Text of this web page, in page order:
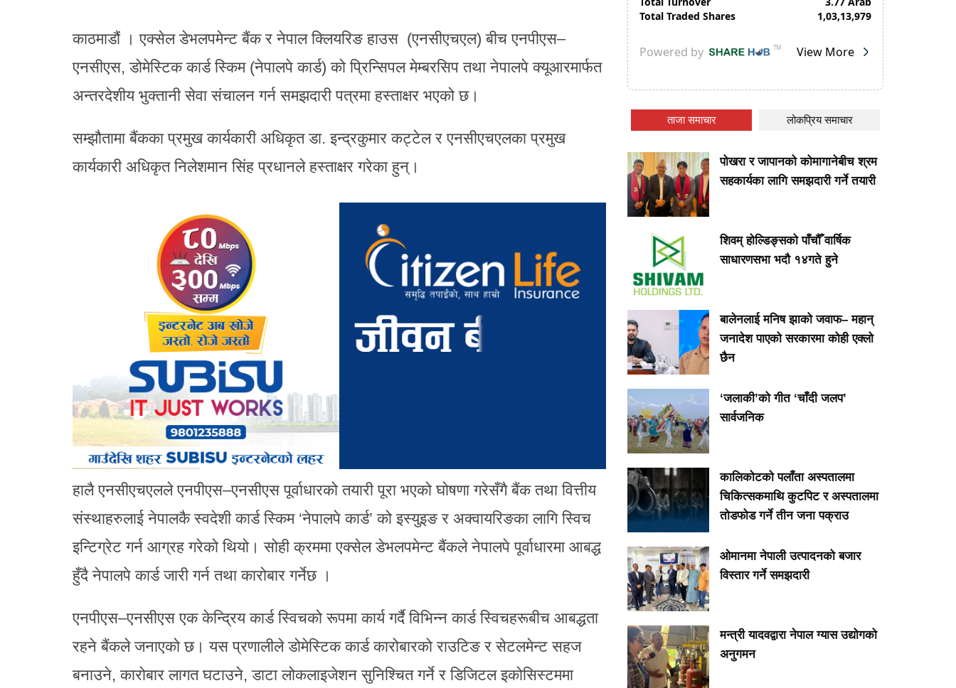
काठमाडौं । एक्सेल डेभलपमेन्ट बैंक र नेपाल क्लियरिङ हाउस (एनसीएचएल) बीच एनपीएस–
एनसीएस, डोमेस्टिक कार्ड स्किम (नेपालपे कार्ड) को प्रिन्सिपल मेम्बरसिप तथा नेपालपे क्यूआरमार्फत
अन्तरदेशीय भुक्तानी सेवा संचालन गर्न समझदारी पत्रमा हस्ताक्षर भएको छ।
सम्झौतामा बैंकका प्रमुख कार्यकारी अधिकृत डा. इन्द्रकुमार कट्टेल र एनसीएचएलका प्रमुख
कार्यकारी अधिकृत निलेशमान सिंह प्रधानले हस्ताक्षर गरेका हुन्।
हालै एनसीएचएलले एनपीएस–एनसीएस पूर्वाधारको तयारी पूरा भएको घोषणा गरेसँगै बैंक तथा वित्तीय
संस्थाहरुलाई नेपालकै स्वदेशी कार्ड स्किम ‘नेपालपे कार्ड’ को इस्युइङ र अक्वायरिङका लागि स्विच
इन्टिग्रेट गर्न आग्रह गरेको थियो। सोही क्रममा एक्सेल डेभलपमेन्ट बैंकले नेपालपे पूर्वाधारमा आबद्ध
हुँदै नेपालपे कार्ड जारी गर्न तथा कारोबार गर्नेछ ।
एनपीएस–एनसीएस एक केन्द्रिय कार्ड स्विचको रूपमा कार्य गर्दै विभिन्न कार्ड स्विचहरूबीच आबद्धता
रहने बैंकले जनाएकाे छ। यस प्रणालीले डोमेस्टिक कार्ड कारोबारको राउटिङ र सेटलमेन्ट सहज
बनाउने, कारोबार लागत घटाउने, डाटा लोकलाइजेशन सुनिश्चित गर्ने र डिजिटल इकोसिस्टममा
ताजा समाचार लोकप्रिय समाचार
पोखरा र जापानको कोमागानेबीच श्रम
सहकार्यका लागि समझदारी गर्ने तयारी
शिवम् होल्डिङ्सको पाँचौँ वार्षिक
साधारणसभा भदौ १४गते हुने
बालेनलाई मनिष झाको जवाफ– महान्
जनादेश पाएको सरकारमा कोही एक्लो
छैन
‘जलाकी’को गीत ‘चाँदी जलप’
सार्वजनिक
कालिकोटको पलाँता अस्पतालमा
चिकित्सकमाथि कुटपिट र अस्पतालमा
तोडफोड गर्ने तीन जना पक्राउ
ओमानमा नेपाली उत्पादनको बजार
विस्तार गर्ने समझदारी
मन्त्री यादवद्वारा नेपाल ग्यास उद्योगको
अनुगमन